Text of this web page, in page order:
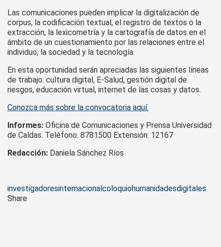
Las comunicaciones pueden implicar la digitalización de
corpus, la codificación textual, el registro de textos o la
extracción, la lexicometría y la cartografía de datos en el
ámbito de un cuestionamiento por las relaciones entre el
individuo, la sociedad y la tecnología.
En esta oportunidad serán apreciadas las siguientes líneas
de trabajo: cultura digital, E-Salud, gestión digital de
riesgos, educación virtual, internet de las cosas y datos.
Conozca más sobre la convocatoria aquí.
Informes: Oficina de Comunicaciones y Prensa Universidad
de Caldas. Teléfono: 8781500 Extensión: 12167
Redacción: Daniela Sánchez Ríos
Tags
investigadoresinternacionalcoloquiohumanidadesdigitales
Share